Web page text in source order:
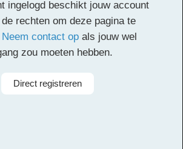
PinterestLinkedIn
Delen
ingelogd beschikt jouw account
rechten om deze pagina te
Neem contact opals jouw wel
zou moeten hebben.
Direct registreren
Alle rechten voorbehouden